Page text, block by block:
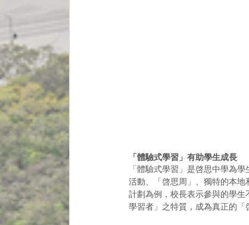
「體驗式學習」有助學生成長
「體驗式學習」是啓思中學為
活動、「啓思周」、獨特的本
計劃為例，校長表示參與的學
學習者」之特質，成為真正的「